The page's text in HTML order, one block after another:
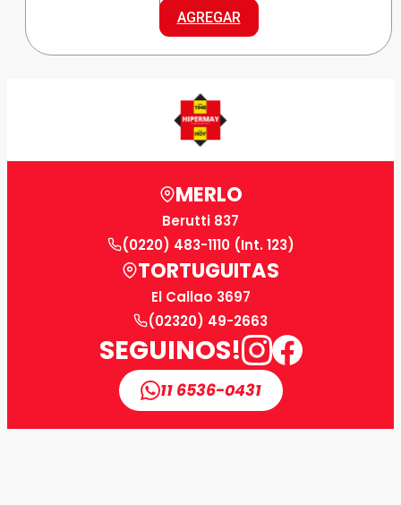
J/TOCADOR
ROSA
FRAN
cantidad
AGREGAR
MERLO
Berutti 837
(0220) 483-1110 (Int. 123)
TORTUGUITAS
El Callao 3697
(02320) 49-2663
SEGUINOS!
11 6536-0431